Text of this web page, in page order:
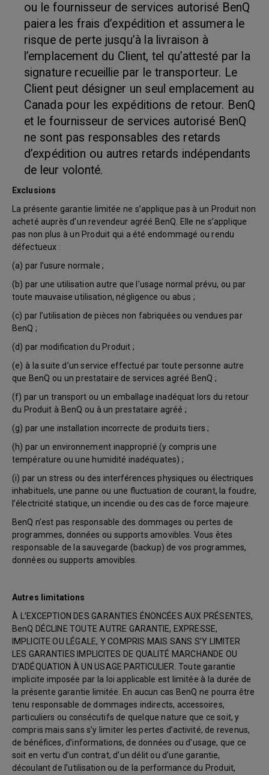
ou le fournisseur de services autorisé BenQ
paiera les frais d’expédition et assumera le
risque de perte jusqu’à la livraison à
l’emplacement du Client, tel qu’attesté par la
signature recueillie par le transporteur. Le
Client peut désigner un seul emplacement au
Canada pour les expéditions de retour. BenQ
et le fournisseur de services autorisé BenQ
ne sont pas responsables des retards
d’expédition ou autres retards indépendants
de leur volonté.
Exclusions
La présente garantie limitée ne s’applique pas à un Produit non
acheté auprès d’un revendeur agréé BenQ. Elle ne s’applique
pas non plus à un Produit qui a été endommagé ou rendu
défectueux :
(a) par l’usure normale ;
(b) par une utilisation autre que l’usage normal prévu, ou par
toute mauvaise utilisation, négligence ou abus ;
(c) par l’utilisation de pièces non fabriquées ou vendues par
BenQ ;
(d) par modification du Produit ;
(e) à la suite d’un service effectué par toute personne autre
que BenQ ou un prestataire de services agréé BenQ ;
(f) par un transport ou un emballage inadéquat lors du retour
du Produit à BenQ ou à un prestataire agréé ;
(g) par une installation incorrecte de produits tiers ;
(h) par un environnement inapproprié (y compris une
température ou une humidité inadéquates) ;
(i) par un stress ou des interférences physiques ou électriques
inhabituels, une panne ou une fluctuation de courant, la foudre,
l’électricité statique, un incendie ou des cas de force majeure.
BenQ n’est pas responsable des dommages ou pertes de
programmes, données ou supports amovibles. Vous êtes
responsable de la sauvegarde (backup) de vos programmes,
données ou supports amovibles.
Autres limitations
À L’EXCEPTION DES GARANTIES ÉNONCÉES AUX PRÉSENTES,
BenQ DÉCLINE TOUTE AUTRE GARANTIE, EXPRESSE,
IMPLICITE OU LÉGALE, Y COMPRIS MAIS SANS S’Y LIMITER
LES GARANTIES IMPLICITES DE QUALITÉ MARCHANDE OU
D’ADÉQUATION À UN USAGE PARTICULIER. Toute garantie
implicite imposée par la loi applicable est limitée à la durée de
la présente garantie limitée. En aucun cas BenQ ne pourra être
tenu responsable de dommages indirects, accessoires,
particuliers ou consécutifs de quelque nature que ce soit, y
compris mais sans s’y limiter les pertes d’activité, de revenus,
de bénéfices, d’informations, de données ou d’usage, que ce
soit en vertu d’un contrat, d’un délit ou d’une garantie,
découlant de l’utilisation ou de la performance du Produit,